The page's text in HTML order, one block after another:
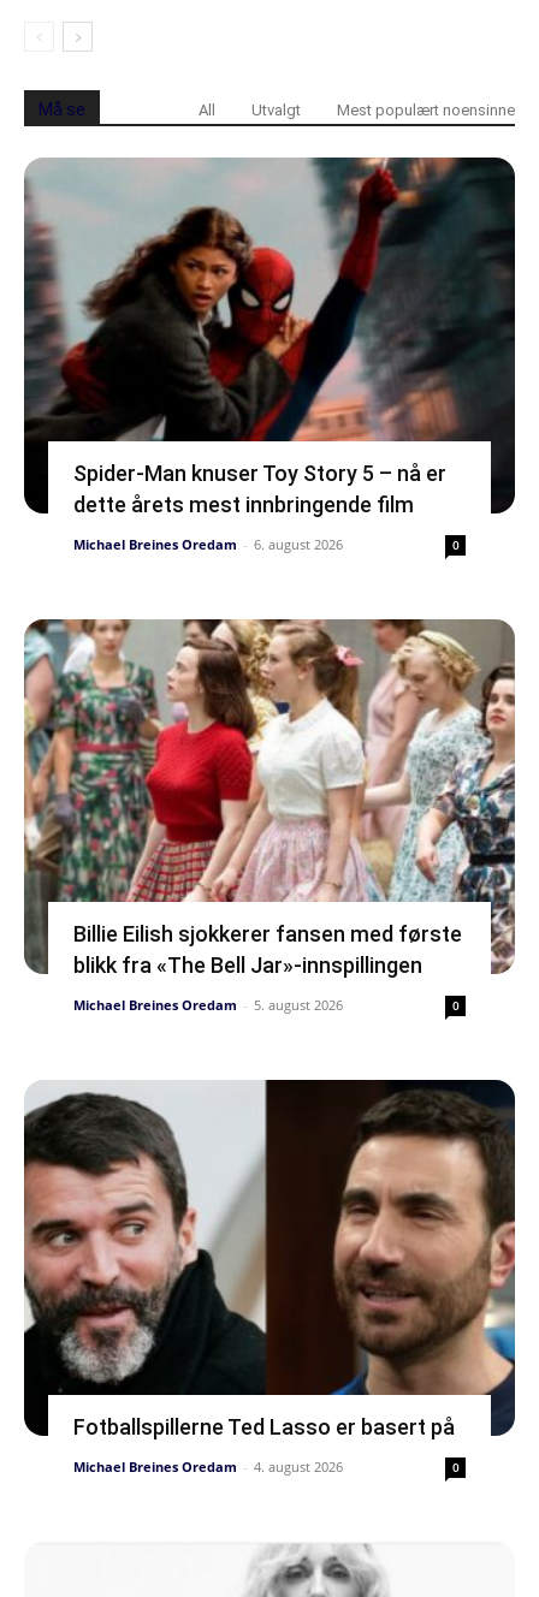
Må se All Utvalgt Mest populært noensinne
Spider-Man knuser Toy Story 5 – nå er
dette årets mest innbringende film
Michael Breines Oredam - 6. august 2026 0
Billie Eilish sjokkerer fansen med første
blikk fra «The Bell Jar»-innspillingen
Michael Breines Oredam - 5. august 2026 0
Fotballspillerne Ted Lasso er basert på
Michael Breines Oredam - 4. august 2026 0